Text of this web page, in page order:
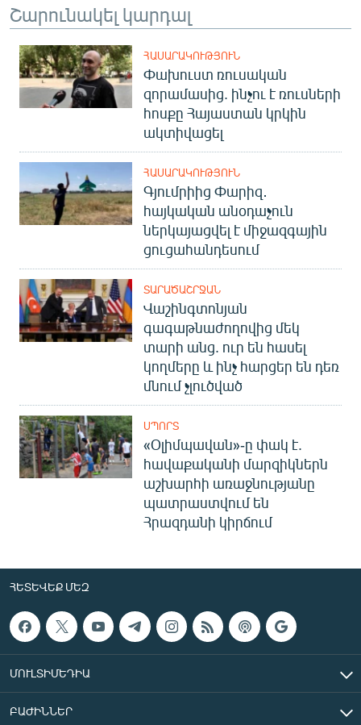
Շարունակել կարդալ
ՀԱՍԱՐԱԿՈՒԹՅՈՒՆ
Փախուստ ռուսական
զորամասից. ինչու է ռուսների
հոսքը Հայաստան կրկին
ակտիվացել
ՀԱՍԱՐԱԿՈՒԹՅՈՒՆ
Գյումրիից Փարիզ․
հայկական անօդաչուն
ներկայացվել է միջազգային
ցուցահանդեսում
ՏԱՐԱԾԱՇՐՋԱՆ
Վաշինգտոնյան
գագաթնաժողովից մեկ
տարի անց. ուր են հասել
կողմերը և ինչ հարցեր են դեռ
մնում չլուծված
ՍՊՈՐՏ
«Օլիմպավան»-ը փակ է.
հավաքականի մարզիկներն
աշխարհի առաջնությանը
պատրաստվում են
Հրազդանի կիրճում
ՀԵՏԵՎԵՔ ՄԵԶ
ՄՈՒԼՏԻՄԵԴԻԱ
ԲԱԺԻՆՆԵՐ